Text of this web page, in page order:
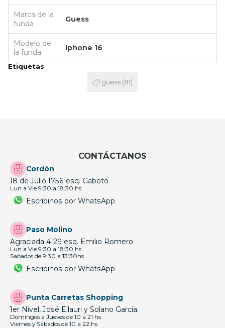
Marca de la
funda
Guess
Modelo de
la funda
Iphone 16
Etiquetas
guess (81)
CONTÁCTANOS
Cordón
18 de Julio 1756 esq. Gaboto
Lun a Vie 9:30 a 18:30 hs
Escribinos por WhatsApp
Paso Molino
Agraciada 4129 esq. Emilio Romero
Lun a Vie 9:30 a 18:30 hs
Sabados de 9:30 a 13:30hs
Escribinos por WhatsApp
Punta Carretas Shopping
1er Nivel, José Ellauri y Solano García.
Domingos a Jueves de 10 a 21 hs
Viernes y Sábados de 10 a 22 hs